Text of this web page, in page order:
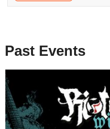
Past Events